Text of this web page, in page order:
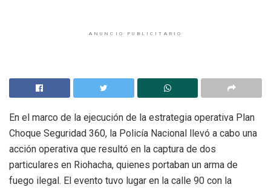
ANUNCIO PUBLICITARIO
En el marco de la ejecución de la estrategia operativa Plan
Choque Seguridad 360, la Policía Nacional llevó a cabo una
acción operativa que resultó en la captura de dos
particulares en Riohacha, quienes portaban un arma de
fuego ilegal. El evento tuvo lugar en la calle 90 con la